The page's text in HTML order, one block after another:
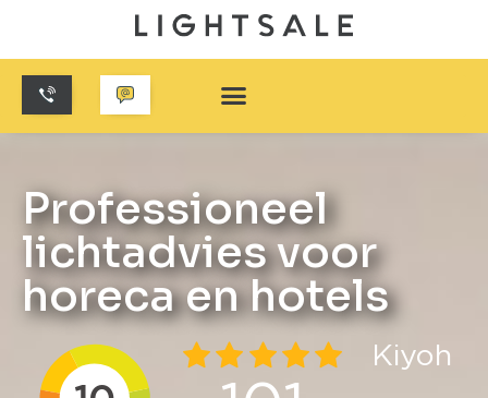
Professioneel
lichtadvies voor
horeca en hotels